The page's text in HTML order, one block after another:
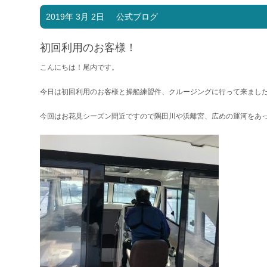
2019年 3月 2日 公式ブログ
初回利用のお客様！
こんにちは！尾内です。
今日は初回利用のお客様と操船練習件、クルージングに行って来まし
今回はお花見シーズン間近ですので隅田川や浜離宮、広めの運河をあ